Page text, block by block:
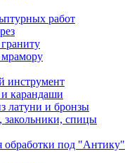
работ
инструмент
карандаши
латуни и бронзы
закольники, спицы
обработки под "Антику"